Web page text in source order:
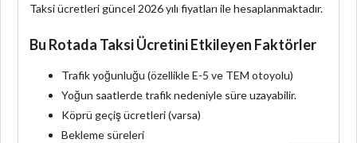
Taksi ücretleri güncel 2026 yılı fiyatları ile hesaplanmaktadır.
Bu Rotada Taksi Ücretini Etkileyen Faktörler
Trafik yoğunluğu (özellikle E-5 ve TEM otoyolu)
Yoğun saatlerde trafik nedeniyle süre uzayabilir.
Köprü geçiş ücretleri (varsa)
Bekleme süreleri